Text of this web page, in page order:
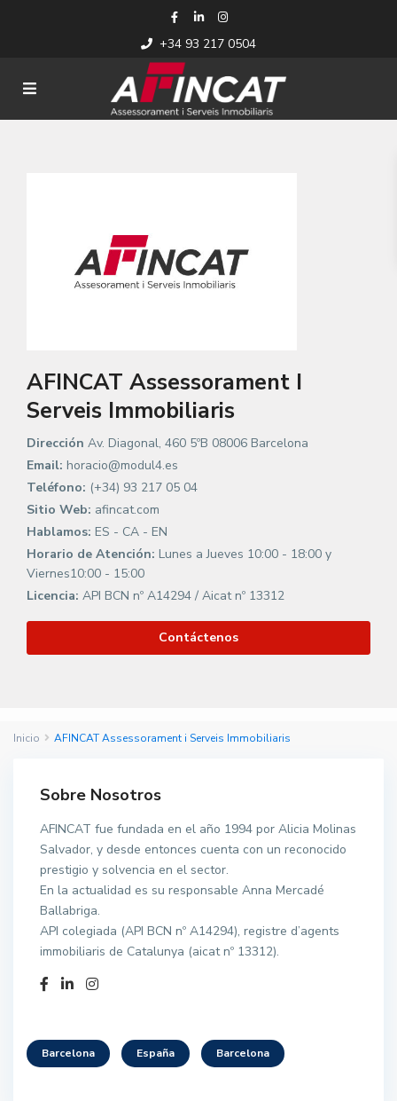
+34 93 217 0504
AFINCAT Assessorament I
Serveis Immobiliaris
Dirección Av. Diagonal, 460 5ºB 08006 Barcelona
Email: horacio@modul4.es
Teléfono: (+34) 93 217 05 04
Sitio Web: afincat.com
Hablamos: ES - CA - EN
Horario de Atención: Lunes a Jueves 10:00 - 18:00 y
Viernes10:00 - 15:00
Licencia: API BCN nº A14294 / Aicat nº 13312
Contáctenos
Inicio AFINCAT Assessorament i Serveis Immobiliaris
Sobre Nosotros
AFINCAT fue fundada en el año 1994 por Alicia Molinas
Salvador, y desde entonces cuenta con un reconocido
prestigio y solvencia en el sector.
En la actualidad es su responsable Anna Mercadé
Ballabriga.
API colegiada (API BCN nº A14294), registre d’agents
immobiliaris de Catalunya (aicat nº 13312).
Barcelona España Barcelona